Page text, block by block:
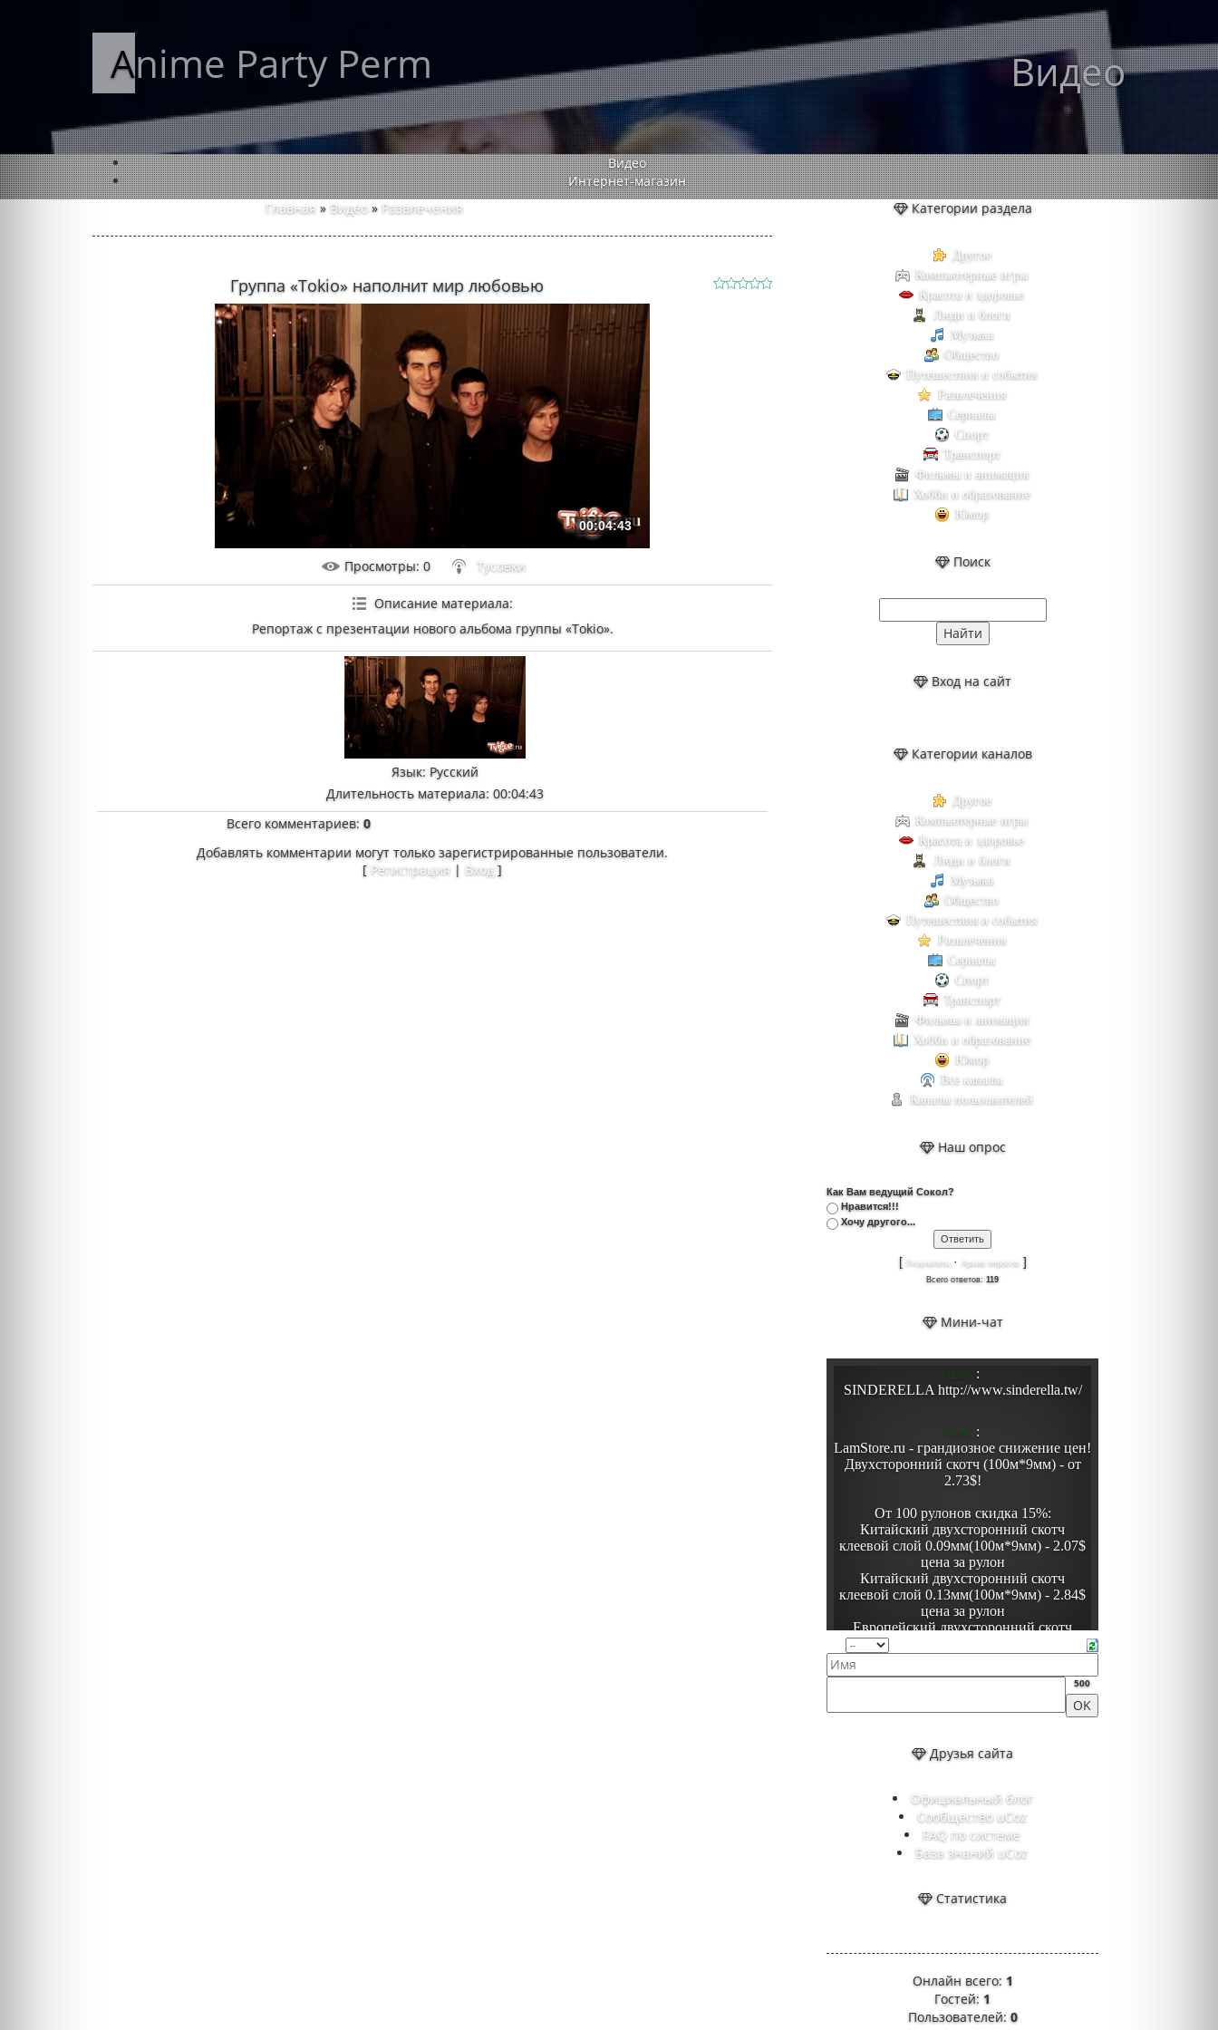
Anime Party Perm Видео
Видео
Интернет-магазин
Главная » Видео » Развлечения
Группа «Tokio» наполнит мир любовью
00:04:43
Просмотры: 0 Тусовки
Описание материала:
Репортаж с презентации нового альбома группы «Tokio».
Язык: Русский
Длительность материала: 00:04:43
Всего комментариев:0
Добавлять комментарии могут только зарегистрированные пользователи.
[ Регистрация | Вход ]
Категории раздела
Другое
Компьютерные игры
Красота и здоровье
Люди и блоги
Музыка
Общество
Путешествия и события
Развлечения
Сериалы
Спорт
Транспорт
Фильмы и анимация
Хобби и образование
Юмор
Поиск
Вход на сайт
Категории каналов
Другое
Компьютерные игры
Красота и здоровье
Люди и блоги
Музыка
Общество
Путешествия и события
Развлечения
Сериалы
Спорт
Транспорт
Фильмы и анимация
Хобби и образование
Юмор
Все каналы
Каналы пользователей
Наш опрос
Как Вам ведущий Сокол?
Нравится!!!
Хочу другого...
[ Результаты · Архив опросов]
Всего ответов: 119
Мини-чат
500
Друзья сайта
Официальный блог
Сообщество uCoz
FAQ по системе
База знаний uCoz
Статистика
Онлайн всего: 1
Гостей: 1
Пользователей:0